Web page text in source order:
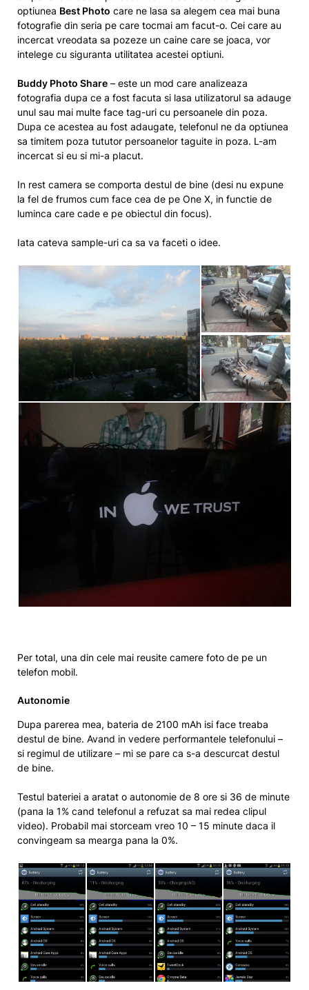
optiunea Best Photo care ne lasa sa alegem cea mai buna
fotografie din seria pe care tocmai am facut-o. Cei care au
incercat vreodata sa pozeze un caine care se joaca, vor
intelege cu siguranta utilitatea acestei optiuni.
Buddy Photo Share – este un mod care analizeaza
fotografia dupa ce a fost facuta si lasa utilizatorul sa adauge
unul sau mai multe face tag-uri cu persoanele din poza.
Dupa ce acestea au fost adaugate, telefonul ne da optiunea
sa timitem poza tututor persoanelor taguite in poza. L-am
incercat si eu si mi-a placut.
In rest camera se comporta destul de bine (desi nu expune
la fel de frumos cum face cea de pe One X, in functie de
luminca care cade e pe obiectul din focus).
Iata cateva sample-uri ca sa va faceti o idee.
Per total, una din cele mai reusite camere foto de pe un
telefon mobil.
Autonomie
Dupa parerea mea, bateria de 2100 mAh isi face treaba
destul de bine. Avand in vedere performantele telefonului –
si regimul de utilizare – mi se pare ca s-a descurcat destul
de bine.
Testul bateriei a aratat o autonomie de 8 ore si 36 de minute
(pana la 1% cand telefonul a refuzat sa mai redea clipul
video). Probabil mai storceam vreo 10 – 15 minute daca il
convingeam sa mearga pana la 0%.